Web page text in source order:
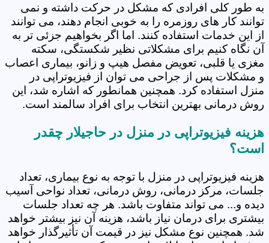
به طور کلی افرادی که مشکل در حرکت داشته و نمی
توانند کار های روزمره را به خوبی انجام دهند، می توانند
از این خدمات استفاده کنند. اما اگر بخواهیم جزئی تر به
آن نگاه کنیم برای مشکلاتی نظیر شکستگی، سکته
مغزی یا قلبی، تعویض مفصل هیپ و زانو، بیماری اعصاب
و مشکلات پس از جراحی می توان از فیزیوتراپی در
منزل استفاده کرد. همچنین همانطور که اشاره شد، این
روش درمانی بهترین انتخاب برای افراد سالمند است.
هزینه فیزیوتراپی در منزل در حاجیلار چقدر
است؟
هزینه فیزیوتراپی در منزل با توجه به نوع بیماری، تعداد
جلسات، مرکز درمانی، روش درمانی، تعداد نواحی آسیب
دیده و... می تواند متفاوت باشد. هر چه تعداد جلسات
بیشتری برای درمان نیاز باشد، هزینه آن نیز بیشتر خواهد
شد. همچنین نوع مشکل نیز در قیمت آن تأثیرگذار خواهد